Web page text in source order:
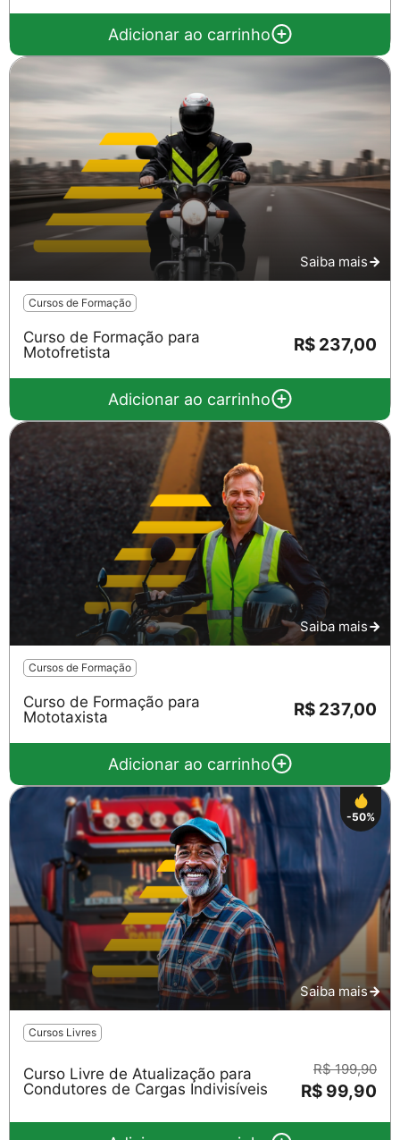
Adicionar ao carrinho
Saiba mais
Cursos de Formação
Curso de Formação para
Motofretista
R$ 237,00
Adicionar ao carrinho
Saiba mais
Cursos de Formação
Curso de Formação para
Mototaxista
R$ 237,00
Adicionar ao carrinho
-50%
Saiba mais
Cursos Livres
Curso Livre de Atualização para
Condutores de Cargas Indivisíveis
R$ 199,90
R$ 99,90